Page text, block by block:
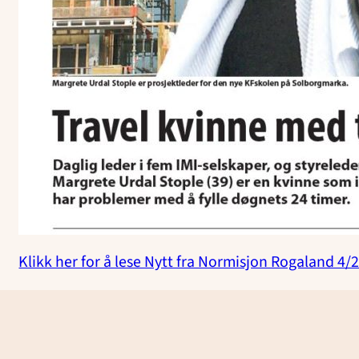
Klikk her for å lese Nytt fra Normisjon Rogaland 4/